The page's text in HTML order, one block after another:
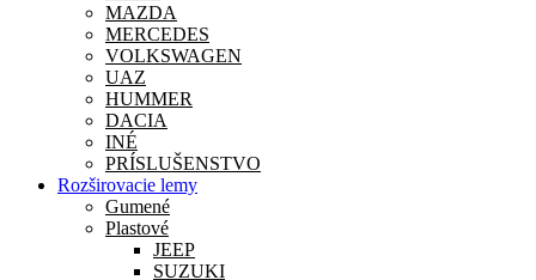
MAZDA
MERCEDES
VOLKSWAGEN
UAZ
HUMMER
DACIA
INÉ
PRÍSLUŠENSTVO
Rozširovacie lemy
Gumené
Plastové
JEEP
SUZUKI